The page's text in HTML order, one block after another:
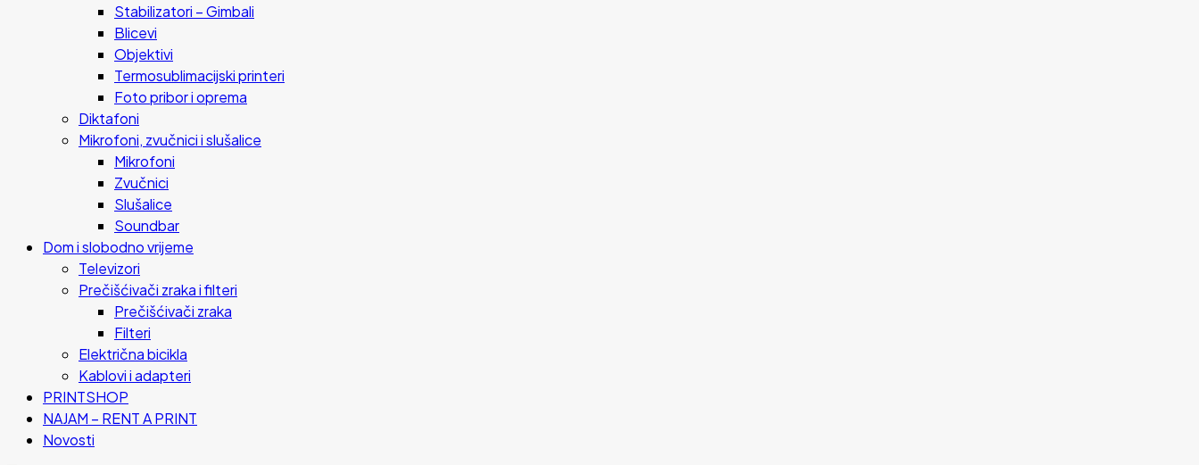
Stabilizatori – Gimbali
Blicevi
Objektivi
Termosublimacijski printeri
Foto pribor i oprema
Diktafoni
Mikrofoni, zvučnici i slušalice
Mikrofoni
Zvučnici
Slušalice
Soundbar
Dom i slobodno vrijeme
Televizori
Prečišćivači zraka i filteri
Prečišćivači zraka
Filteri
Električna bicikla
Kablovi i adapteri
PRINTSHOP
NAJAM – RENT A PRINT
Novosti